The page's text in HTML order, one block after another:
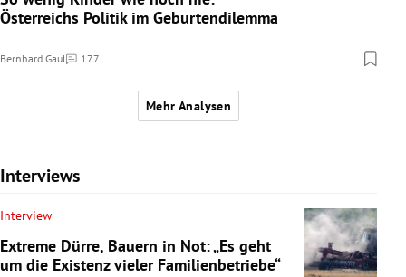
Österreichs Politik im Geburtendilemma
Bernhard Gaul 177
Kommentare
Mehr Analysen
Interviews
Interview
Extreme Dürre, Bauern in Not: „Es geht
um die Existenz vieler Familienbetriebe“